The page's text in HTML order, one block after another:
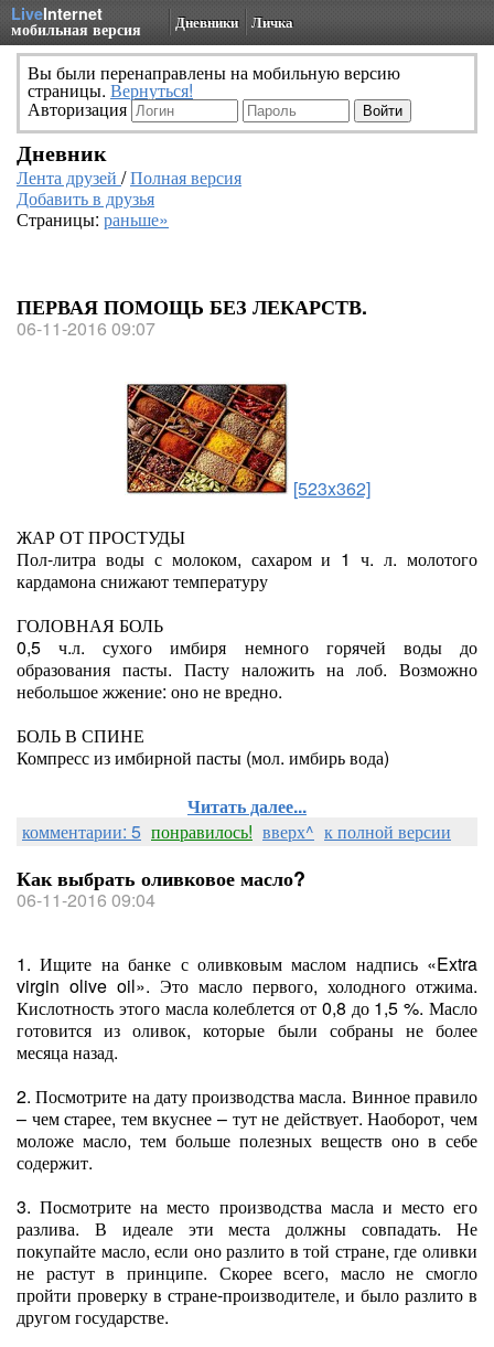
LiveInternet
мобильная версия Дневники Личка
Вы были перенаправлены на мобильную версию
страницы. Вернуться!
Авторизация
Дневник
Лента друзей /Полная версия
Добавить в друзья
Страницы: раньше»
ПЕРВАЯ ПОМОЩЬ БЕЗ ЛЕКАРСТВ.
06-11-2016 09:07
[523x362]
ЖАР ОТ ПРОСТУДЫ
Пол-литра воды с молоком, сахаром и 1 ч. л. молотого
кардамона снижают температуру
ГОЛОВНАЯ БОЛЬ
0,5 ч.л. сухого имбиря немного горячей воды до
образования пасты. Пасту наложить на лоб. Возможно
небольшое жжение: оно не вредно.
БОЛЬ В СПИНЕ
Компресс из имбирной пасты (мол. имбирь вода)
Читать далее...
комментарии: 5 понравилось! вверх^ к полной версии
Как выбрать оливковое масло?
06-11-2016 09:04
1. Ищите на банке с оливковым маслом надпись «Extra
virgin olive oil». Это масло первого, холодного отжима.
Кислотность этого масла колеблется от 0,8 до 1,5 %. Масло
готовится из оливок, которые были собраны не более
месяца назад.
2. Посмотрите на дату производства масла. Винное правило
– чем старее, тем вкуснее – тут не действует. Наоборот, чем
моложе масло, тем больше полезных веществ оно в себе
содержит.
3. Посмотрите на место производства масла и место его
разлива. В идеале эти места должны совпадать. Не
покупайте масло, если оно разлито в той стране, где оливки
не растут в принципе. Скорее всего, масло не смогло
пройти проверку в стране-производителе, и было разлито в
другом государстве.